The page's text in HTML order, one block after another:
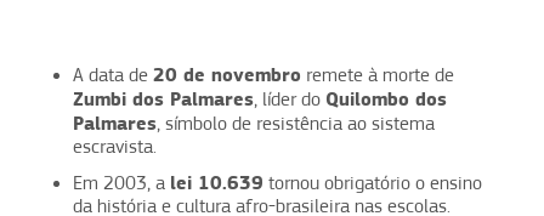
A data de 20 de novembro remete à morte de
Zumbi dos Palmares, líder do Quilombo dos
Palmares, símbolo de resistência ao sistema
escravista.
Em 2003, a lei 10.639 tornou obrigatório o ensino
da história e cultura afro-brasileira nas escolas.